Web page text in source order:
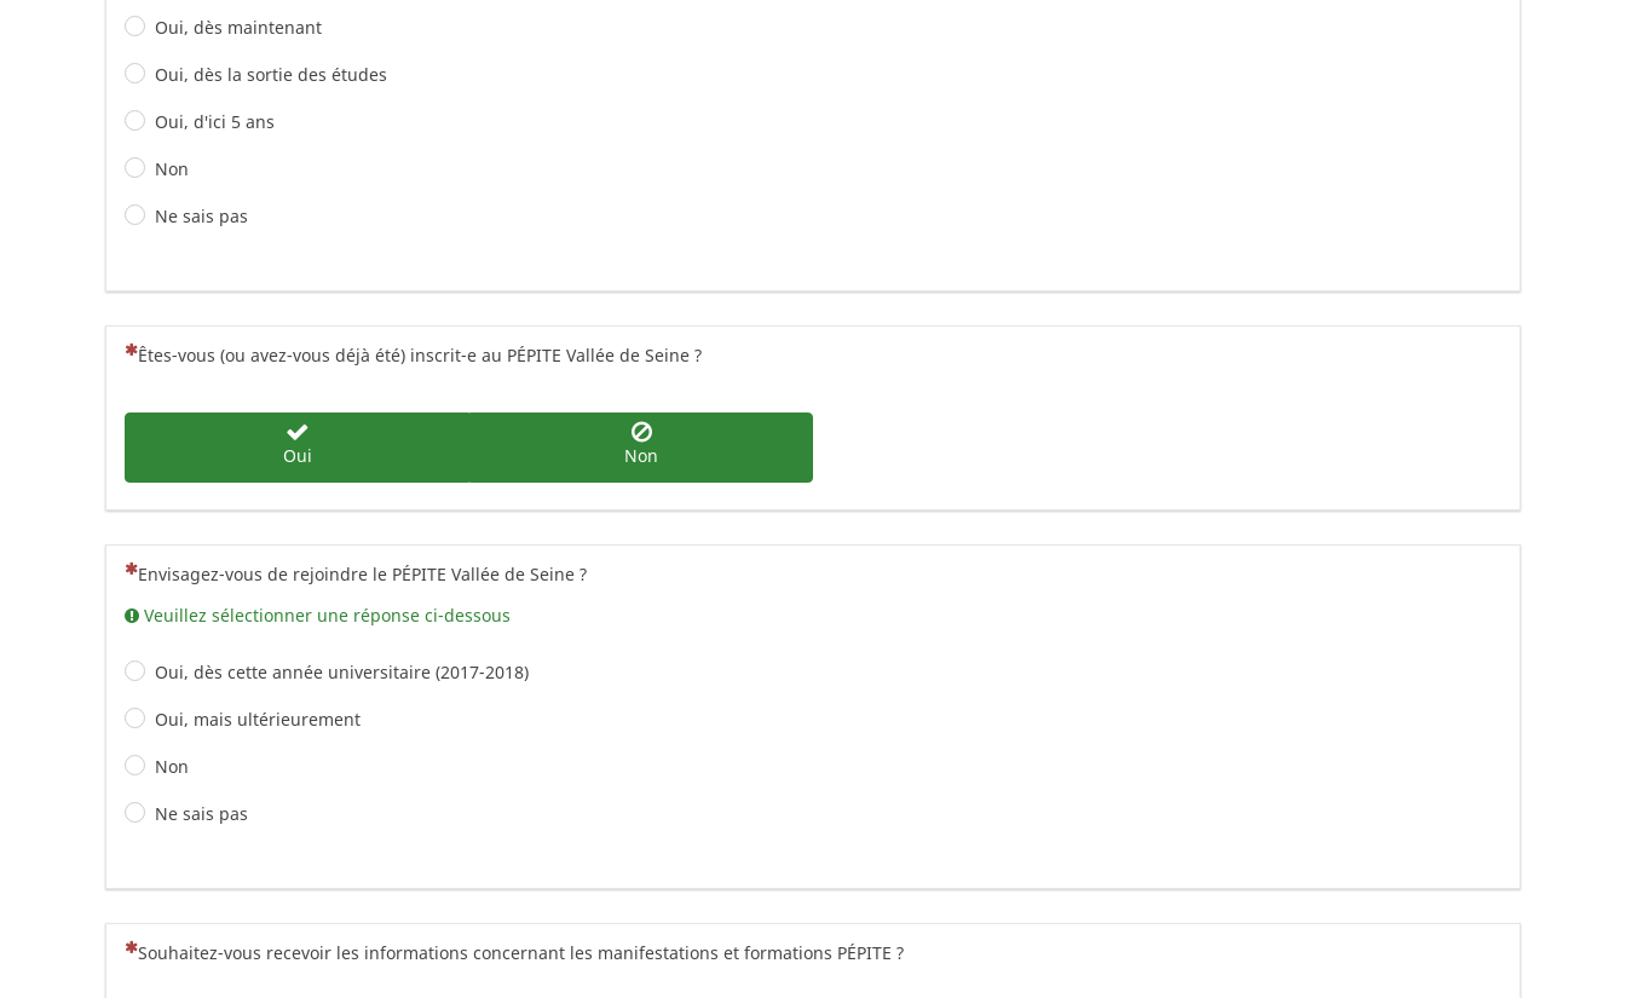
Oui, dès maintenant
Oui, dès la sortie des études
Oui, d'ici 5 ans
Non
Ne sais pas
(Cette question est obligatoire)
Êtes-vous (ou avez-vous déjà été) inscrit-e au PÉPITE Vallée de Seine ?
Oui Non
(Cette question est obligatoire)
Envisagez-vous de rejoindre le PÉPITE Vallée de Seine ?
Veuillez sélectionner une réponse ci-dessous
Oui, dès cette année universitaire (2017-2018)
Oui, mais ultérieurement
Non
Ne sais pas
(Cette question est obligatoire)
Souhaitez-vous recevoir les informations concernant les manifestations et formations PÉPITE ?